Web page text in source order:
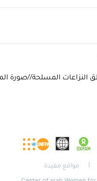
النزاعات المسلحة//صورة
مواقع مفيدة